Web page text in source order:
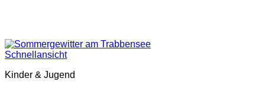
Schnellansicht
Kinder & Jugend